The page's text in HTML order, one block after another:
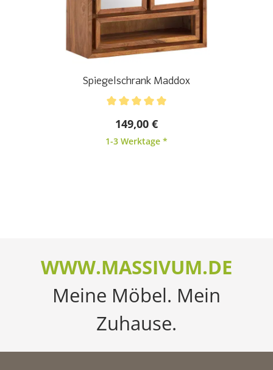
Spiegelschrank Maddox
149,00 €
1-3 Werktage *
WWW.MASSIVUM.DE
Meine Möbel. Mein
Zuhause.